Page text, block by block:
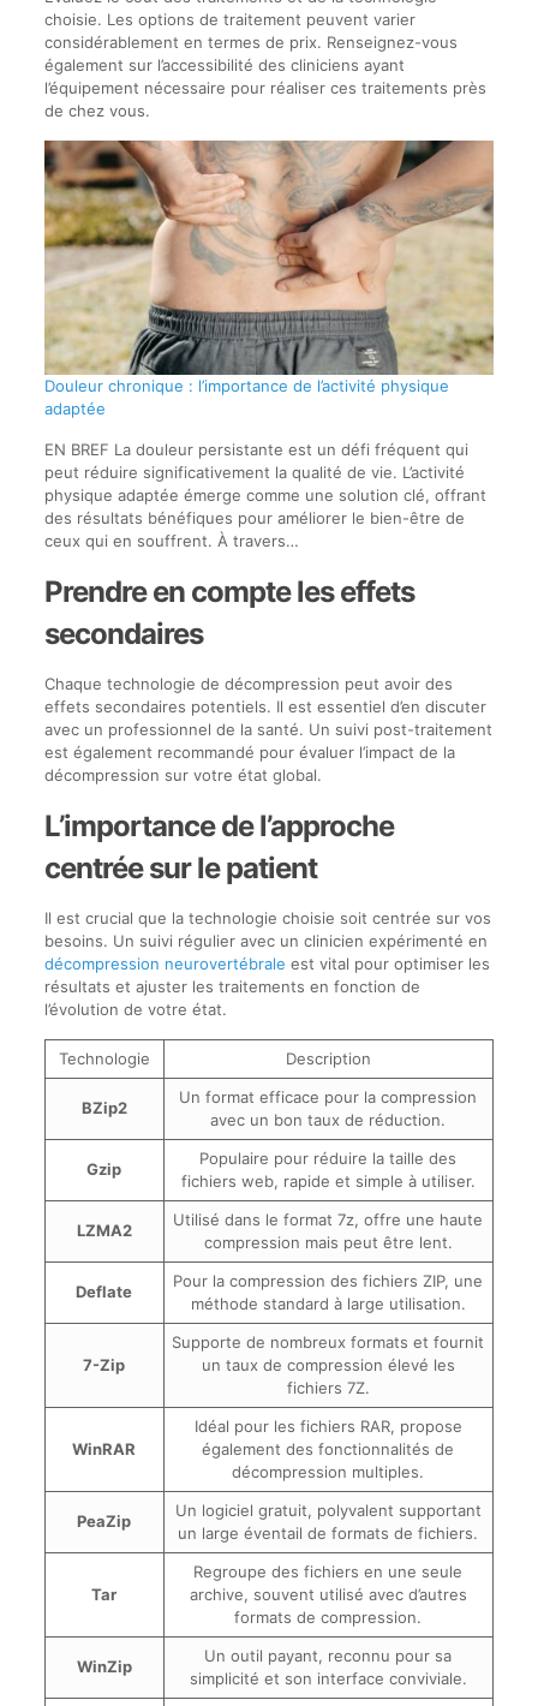
choisie. Les options de traitement peuvent varier
considérablement en termes de prix. Renseignez-vous
également sur l’accessibilité des cliniciens ayant
l’équipement nécessaire pour réaliser ces traitements près
de chez vous.
Douleur chronique : l’importance de l’activité physique
adaptée
EN BREF La douleur persistante est un défi fréquent qui
peut réduire significativement la qualité de vie. L’activité
physique adaptée émerge comme une solution clé, offrant
des résultats bénéfiques pour améliorer le bien-être de
ceux qui en souffrent. À travers…
Prendre en compte les effets
secondaires
Chaque technologie de décompression peut avoir des
effets secondaires potentiels. Il est essentiel d’en discuter
avec un professionnel de la santé. Un suivi post-traitement
est également recommandé pour évaluer l’impact de la
décompression sur votre état global.
L’importance de l’approche
centrée sur le patient
Il est crucial que la technologie choisie soit centrée sur vos
besoins. Un suivi régulier avec un clinicien expérimenté en
décompression neurovertébrale est vital pour optimiser les
résultats et ajuster les traitements en fonction de
l’évolution de votre état.
Technologie Description
BZip2
Un format efficace pour la compression
avec un bon taux de réduction.
Gzip
Populaire pour réduire la taille des
fichiers web, rapide et simple à utiliser.
LZMA2
Utilisé dans le format 7z, offre une haute
compression mais peut être lent.
Deflate
Pour la compression des fichiers ZIP, une
méthode standard à large utilisation.
7-Zip
Supporte de nombreux formats et fournit
un taux de compression élevé les
fichiers 7Z.
WinRAR
Idéal pour les fichiers RAR, propose
également des fonctionnalités de
décompression multiples.
PeaZip
Un logiciel gratuit, polyvalent supportant
un large éventail de formats de fichiers.
Tar
Regroupe des fichiers en une seule
archive, souvent utilisé avec d’autres
formats de compression.
WinZip
Un outil payant, reconnu pour sa
simplicité et son interface conviviale.